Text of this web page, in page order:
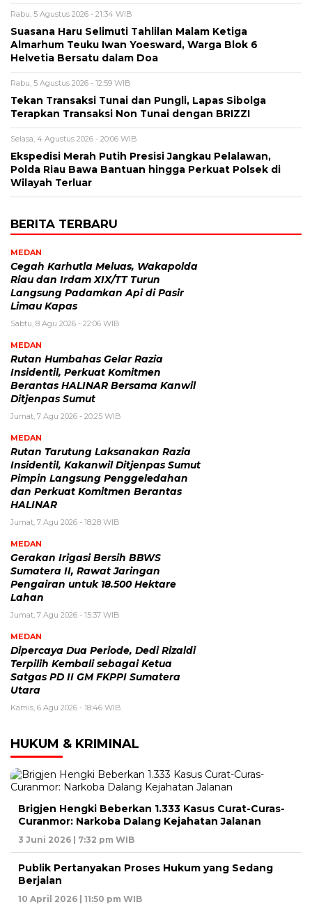
Rabu, 5 Agustus 2026 - 21:34 WIB
Suasana Haru Selimuti Tahlilan Malam Ketiga
Almarhum Teuku Iwan Yoesward, Warga Blok 6
Helvetia Bersatu dalam Doa
Rabu, 5 Agustus 2026 - 12:59 WIB
Tekan Transaksi Tunai dan Pungli, Lapas Sibolga
Terapkan Transaksi Non Tunai dengan BRIZZI
Selasa, 4 Agustus 2026 - 20:06 WIB
Ekspedisi Merah Putih Presisi Jangkau Pelalawan,
Polda Riau Bawa Bantuan hingga Perkuat Polsek di
Wilayah Terluar
BERITA TERBARU
MEDAN
Cegah Karhutla Meluas, Wakapolda
Riau dan Irdam XIX/TT Turun
Langsung Padamkan Api di Pasir
Limau Kapas
Sabtu, 8 Agu 2026 - 22:06 WIB
MEDAN
Rutan Humbahas Gelar Razia
Insidentil, Perkuat Komitmen
Berantas HALINAR Bersama Kanwil
Ditjenpas Sumut
Jumat, 7 Agu 2026 - 20:25 WIB
MEDAN
Rutan Tarutung Laksanakan Razia
Insidentil, Kakanwil Ditjenpas Sumut
Pimpin Langsung Penggeledahan
dan Perkuat Komitmen Berantas
HALINAR
Jumat, 7 Agu 2026 - 18:28 WIB
MEDAN
Gerakan Irigasi Bersih BBWS
Sumatera II, Rawat Jaringan
Pengairan untuk 18.500 Hektare
Lahan
Jumat, 7 Agu 2026 - 15:37 WIB
MEDAN
Dipercaya Dua Periode, Dedi Rizaldi
Terpilih Kembali sebagai Ketua
Satgas PD II GM FKPPI Sumatera
Utara
Kamis, 6 Agu 2026 - 18:46 WIB
HUKUM & KRIMINAL
Brigjen Hengki Beberkan 1.333 Kasus Curat-Curas-
Curanmor: Narkoba Dalang Kejahatan Jalanan
3 Juni 2026 | 7:32 pm WIB
Publik Pertanyakan Proses Hukum yang Sedang
Berjalan
10 April 2026 | 11:50 pm WIB